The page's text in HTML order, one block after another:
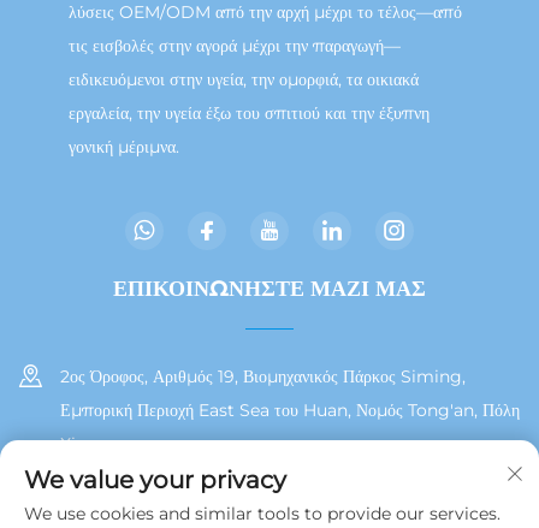
λύσεις OEM/ODM από την αρχή μέχρι το τέλος—από
τις εισβολές στην αγορά μέχρι την παραγωγή—
ειδικευόμενοι στην υγεία, την ομορφιά, τα οικιακά
εργαλεία, την υγεία έξω του σπιτιού και την έξυπνη
γονική μέριμνα.
ΕΠΙΚΟΙΝΩΝΗΣΤΕ ΜΑΖΙ ΜΑΣ
2ος Όροφος, Αριθμός 19, Βιομηχανικός Πάρκος Siming,
Εμπορική Περιοχή East Sea του Huan, Νομός Tong'an, Πόλη
Xiamen
+86 13215929911
We value your privacy
We use cookies and similar tools to provide our services.